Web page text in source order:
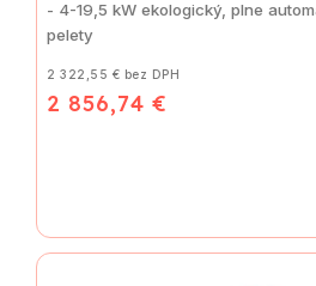
2 322,55 € bez DPH
2 856,74 €
- 4-19,5 kW ekologický, plne
pelety